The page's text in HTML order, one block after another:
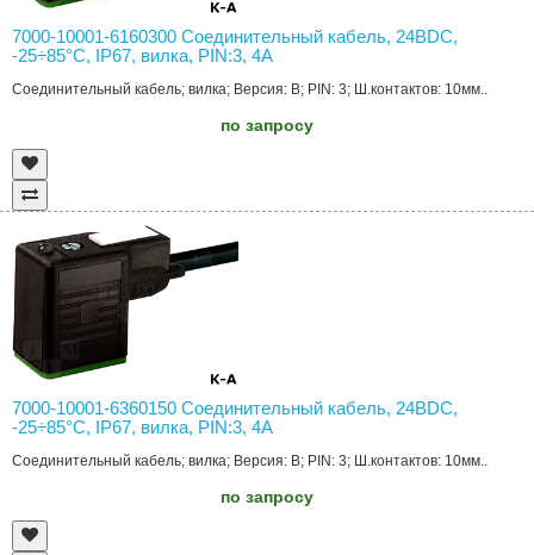
7000-10001-6160300 Соединительный кабель, 24ВDC,
-25÷85°C, IP67, вилка, PIN:3, 4А
Соединительный кабель; вилка; Версия: B; PIN: 3; Ш.контактов: 10мм..
по запросу
7000-10001-6360150 Соединительный кабель, 24ВDC,
-25÷85°C, IP67, вилка, PIN:3, 4А
Соединительный кабель; вилка; Версия: B; PIN: 3; Ш.контактов: 10мм..
по запросу